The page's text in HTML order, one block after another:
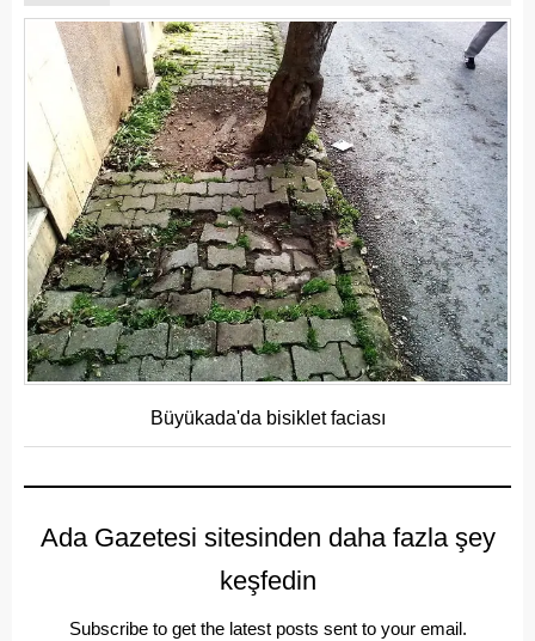
Büyükada'da bisiklet faciası
Ada Gazetesi sitesinden daha fazla şey
keşfedin
Subscribe to get the latest posts sent to your email.